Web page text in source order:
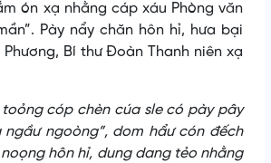
ón xạ nhằng cáp xáu Phòng văn
Pày nẩy chăn hôn hỉ, hưa bại
Bí thư Đoàn Thanh niên xạ
cóp chèn cúa sle có pày pây
ngoòng”, dom hẩư cón đếch
hôn hỉ, dung dang tẻo nhằng